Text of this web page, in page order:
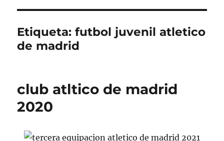
Etiqueta:futbol juvenil atletico
de madrid
club atltico de madrid
2020